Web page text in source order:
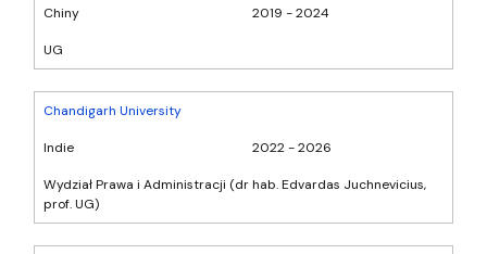
Chiny 2019 - 2024
UG
Chandigarh University
Indie 2022 - 2026
Wydział Prawa i Administracji (dr hab. Edvardas Juchnevicius,
prof. UG)